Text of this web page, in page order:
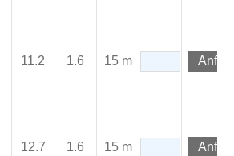
11.2 1.6 15 m
12.7 1.6 15 m